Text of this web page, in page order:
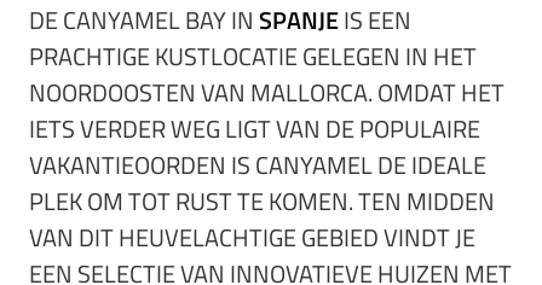
DE CANYAMEL BAY INSPANJEIS EEN
PRACHTIGE KUSTLOCATIE GELEGEN IN HET
NOORDOOSTEN VAN MALLORCA. OMDAT HET
IETS VERDER WEG LIGT VAN DE POPULAIRE
VAKANTIEOORDEN IS CANYAMEL DE IDEALE
PLEK OM TOT RUST TE KOMEN. TEN MIDDEN
VAN DIT HEUVELACHTIGE GEBIED VINDT JE
EEN SELECTIE VAN INNOVATIEVE HUIZEN MET